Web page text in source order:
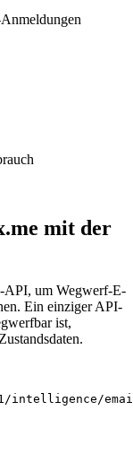
mit der
API, um Wegwerf-E-
Ein einziger API-
ist,